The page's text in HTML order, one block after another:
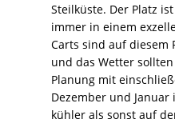
Steilküste. Der Platz
immer in einem
Carts sind auf diesem
und das Wetter
Planung mit
Dezember und
kühler als sonst auf